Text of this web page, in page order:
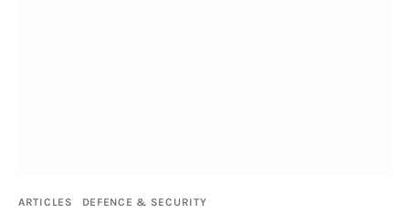
ARTICLES DEFENCE & SECURITY